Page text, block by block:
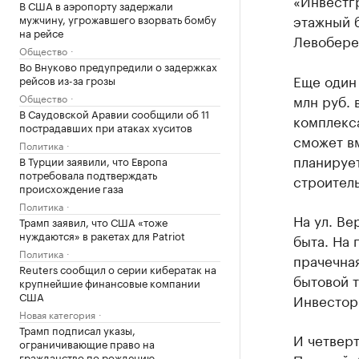
В США в аэропорту задержали
мужчину, угрожавшего взорвать бомбу
на рейсе
Общество
Во Внуково предупредили о задержках
рейсов из-за грозы
Общество
В Саудовской Аравии сообщили об 11
пострадавших при атаках хуситов
Политика
В Турции заявили, что Европа
потребовала подтверждать
происхождение газа
Политика
Трамп заявил, что США «тоже
нуждаются» в ракетах для Patriot
Политика
Reuters сообщил о серии кибератак на
крупнейшие финансовые компании
США
Новая категория
Трамп подписал указы,
ограничивающие право на
этажный
Еще один
млн руб.
сможет
На ул.
быта. На
бытовой
И